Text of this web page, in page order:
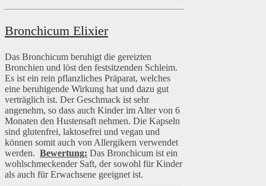
Bronchicum Elixier
Das Bronchicum beruhigt die gereizten
Bronchien und löst den festsitzenden Schleim.
Es ist ein rein pflanzliches Präparat, welches
eine beruhigende Wirkung hat und dazu gut
verträglich ist. Der Geschmack ist sehr
angenehm, so dass auch Kinder im Alter von 6
Monaten den Hustensaft nehmen. Die Kapseln
sind glutenfrei, laktosefrei und vegan und
können somit auch von Allergikern verwendet
werden. Bewertung: Das Bronchicum ist ein
wohlschmeckender Saft, der sowohl für Kinder
als auch für Erwachsene geeignet ist.